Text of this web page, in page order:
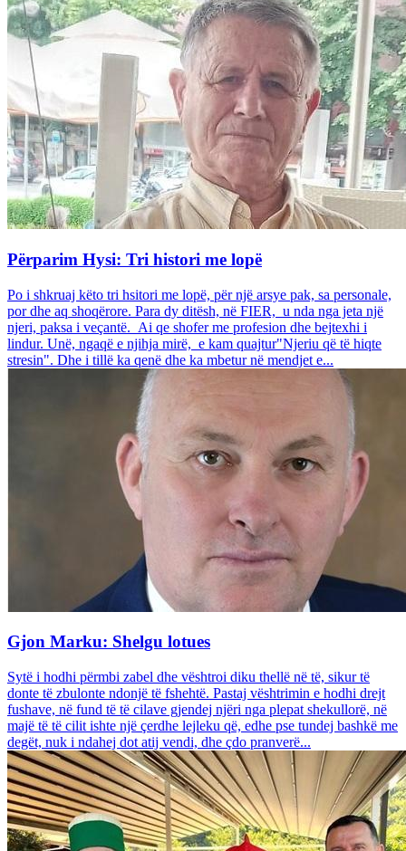
Përparim Hysi: Tri histori me lopë
Po i shkruaj këto tri hsitori me lopë, për një arsye pak, sa personale,
por dhe aq shoqërore. Para dy ditësh, në FIER, u nda nga jeta një
njeri, paksa i veçantë. Ai qe shofer me profesion dhe bejtexhi i
lindur. Unë, ngaqë e njihja mirë, e kam quajtur"Njeriu që të hiqte
stresin". Dhe i tillë ka qenë dhe ka mbetur në mendjet e...
Gjon Marku: Shelgu lotues
Sytë i hodhi përmbi zabel dhe vështroi diku thellë në të, sikur të
donte të zbulonte ndonjë të fshehtë. Pastaj vështrimin e hodhi drejt
fushave, në fund të të cilave gjendej njëri nga plepat shekullorë, në
majë të të cilit ishte një çerdhe lejleku që, edhe pse tundej bashkë me
degët, nuk i ndahej dot atij vendi, dhe çdo pranverë...